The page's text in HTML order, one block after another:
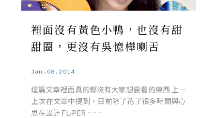
裡面沒有黃色小鴨，也沒有甜
甜圈，更沒有吳憶樺喇舌
Jan.08.2014
這篇文章裡面真的都沒有大家想要看的東西 上…
上次在文章中提到，日前除了花了很多時間與心
思在設計 FLiPER ……